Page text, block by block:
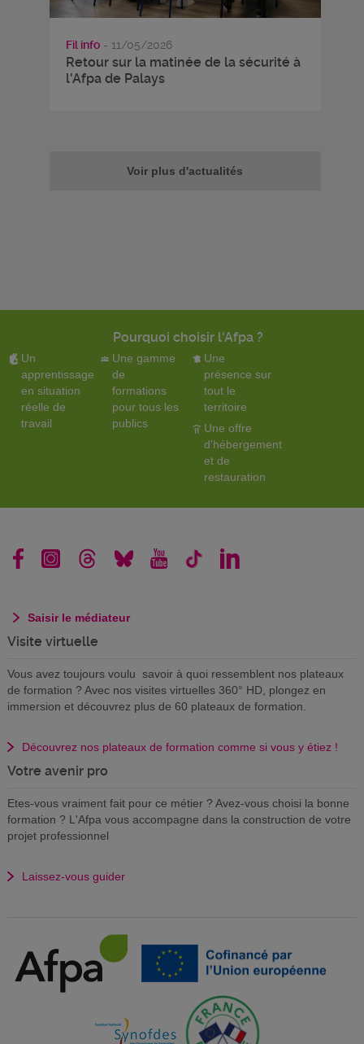
Fil info - 11/05/2026
Retour sur la matinée de la sécurité à
l'Afpa de Palays
Voir plus d'actualités
Pourquoi choisir l'Afpa ?
Un
apprentissage
en situation
réelle de
travail
Une gamme
de
formations
pour tous les
publics
Une
présence sur
tout le
territoire
Une offre
d'hébergement
et de
restauration
Saisir le médiateur
Visite virtuelle
Vous avez toujours voulu savoir à quoi ressemblent nos plateaux
de formation ? Avec nos visites virtuelles 360° HD, plongez en
immersion et découvrez plus de 60 plateaux de formation.
Découvrez nos plateaux de formation comme si vous y étiez !
Votre avenir pro
Etes-vous vraiment fait pour ce métier ? Avez-vous choisi la bonne
formation ? L'Afpa vous accompagne dans la construction de votre
projet professionnel
Laissez-vous guider